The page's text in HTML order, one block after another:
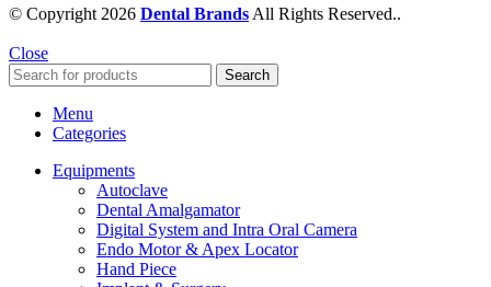
© Copyright 2026 Dental Brands All Rights Reserved..
Close
Search
Menu
Categories
Equipments
Autoclave
Dental Amalgamator
Digital System and Intra Oral Camera
Endo Motor & Apex Locator
Hand Piece